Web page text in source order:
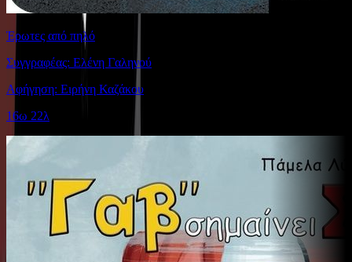
Έρωτες από πηλό
Συγγραφέας: Ελένη Γαληνού
Αφήγηση: Ειρήνη Καζάκου
16ω 22λ